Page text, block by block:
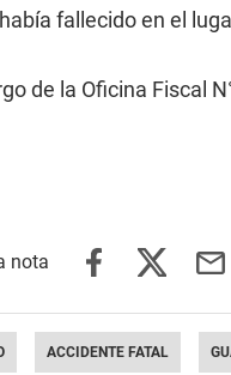
fallecido en el
de la Oficina Fiscal
ACCIDENTE FATAL